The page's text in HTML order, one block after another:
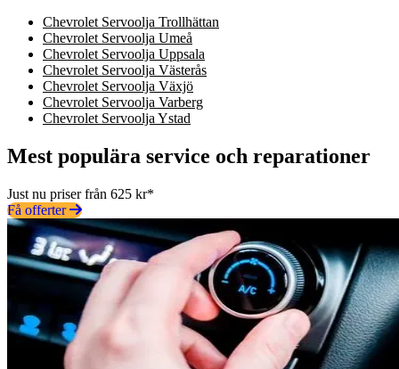
Chevrolet Servoolja Trollhättan
Chevrolet Servoolja Umeå
Chevrolet Servoolja Uppsala
Chevrolet Servoolja Västerås
Chevrolet Servoolja Växjö
Chevrolet Servoolja Varberg
Chevrolet Servoolja Ystad
Mest populära service och reparationer
Just nu priser från 625 kr*
Få offerter